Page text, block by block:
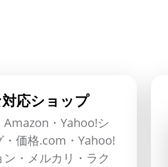
応ショップ
Amazon・Yahoo!シ
・価格.com・Yahoo!
・メルカリ・ラク